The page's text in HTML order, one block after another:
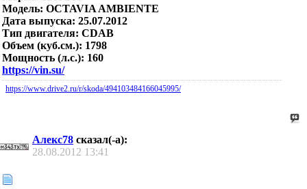
Модель: OCTAVIA AMBIENTE
Дата выпуска: 25.07.2012
Тип двигателя: CDAB
Объем (куб.см.): 1798
Мощность (л.с.): 160
https://vin.su/
https://www.drive2.ru/r/skoda/494103484166045995/
Алекс78 сказал(-а):
28.08.2012 13:41